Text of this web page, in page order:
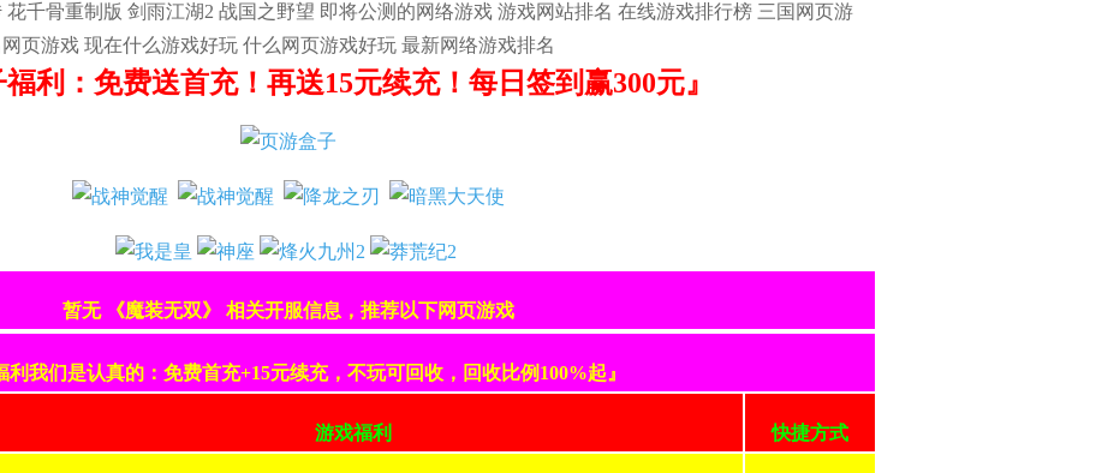
千骨重制版 剑雨江湖2 战国之野望 即将公测的网络游戏 游戏网站排名 在线游戏排行榜 三国网页游
页游戏 现在什么游戏好玩 什么网页游戏好玩 最新网络游戏排名
福利：免费送首充！再送15元续充！每日签到赢300元』
暂无 《魔装无双》 相关开服信息，推荐以下网页游戏
利我们是认真的：免费首充+15元续充，不玩可回收，回收比例100%起』
游戏福利 快捷方式